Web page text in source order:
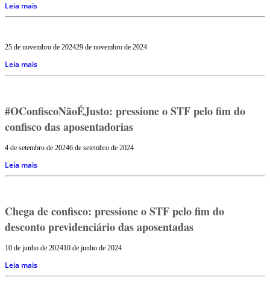
Leia mais
25 de novembro de 202429 de novembro de 2024
Leia mais
#OConfiscoNãoÉJusto: pressione o STF pelo fim do
confisco das aposentadorias
4 de setembro de 20246 de setembro de 2024
Leia mais
Chega de confisco: pressione o STF pelo fim do
desconto previdenciário das aposentadas
10 de junho de 202410 de junho de 2024
Leia mais